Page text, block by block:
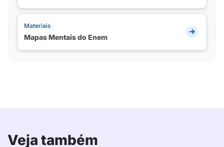
Materiais
Mapas Mentais do Enem
Veja também